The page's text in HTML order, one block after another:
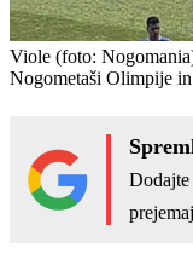
Viole (foto:
Nogometaši Olimpije